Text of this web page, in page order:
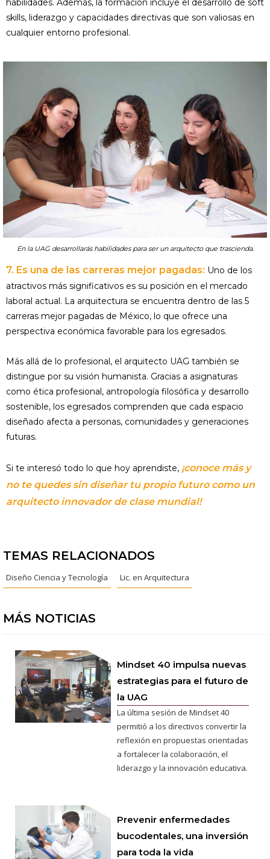
habilidades. Además, la formación incluye el desarrollo de soft
skills, liderazgo y capacidades directivas que son valiosas en
cualquier entorno profesional.
En la UAG desarrollarás habilidades para ser un arquitecto que trascienda.
7. Es una de las carreras mejor pagadas: Uno de los
atractivos más significativos es su posición en el mercado
laboral actual. La arquitectura se encuentra dentro de las 5
carreras mejor pagadas de México, lo que ofrece una
perspectiva económica favorable para los egresados.
Más allá de lo profesional, el arquitecto UAG también se
distingue por su visión humanista. Gracias a asignaturas
como ética profesional, antropología filosófica y desarrollo
sostenible, los egresados comprenden que cada espacio
diseñado afecta a personas, comunidades y generaciones
futuras.
Si te interesó todo lo que hoy aprendiste, ¡conoce más y
no te quedes sin diseñar tu propio futuro como un
arquitecto innovador de clase mundial!
TEMAS RELACIONADOS
Diseño Ciencia y Tecnología Lic. en Arquitectura
MÁS NOTICIAS
Mindset 40 impulsa nuevas
estrategias para el futuro de
la UAG
La última sesión de Mindset 40
permitió a los directivos convertir la
reflexión en propuestas orientadas
a fortalecer la colaboración, el
liderazgo y la innovación educativa.
Prevenir enfermedades
bucodentales, una inversión
para toda la vida